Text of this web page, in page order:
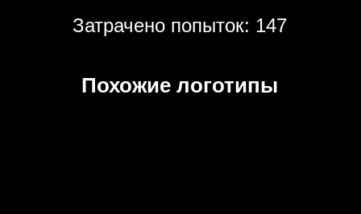
Затрачено попыток: 147
Похожие логотипы